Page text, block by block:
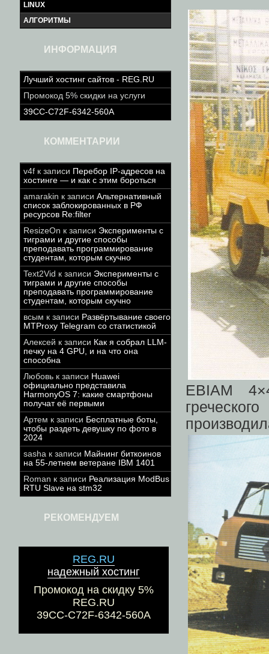
LINUX
АЛГОРИТМЫ
ИНФОРМАЦИЯ
Лучший хостинг сайтов - REG.RU
Промокод 5% скидки на услуги
39CC-C72F-6342-560A
КОММЕНТАРИИ
v4f к записи Перебор IP-адресов на
хостинге — и как с этим бороться
amarakin к записи Альтернативный
список заблокированных в РФ
ресурсов Re:filter
ResizeOn к записи Эксперименты с
тиграми и другие способы
преподавать программирование
студентам, которым скучно
Text2Vid к записи Эксперименты с
тиграми и другие способы
преподавать программирование
студентам, которым скучно
всым к записи Развёртывание своего
MTProxy Telegram со статистикой
Алексей к записи Как я собрал LLM-
печку на 4 GPU, и на что она
способна
Любовь к записи Huawei
официально представила
HarmonyOS 7: какие смартфоны
получат её первыми
Артем к записи Бесплатные боты,
чтобы раздеть девушку по фото в
2024
sasha к записи Майнинг биткоинов
на 55-летнем ветеране IBM 1401
Roman к записи Реализация ModBus
RTU Slave на stm32
РЕКОМЕНДУЕМ
REG.RU
надежный хостинг
Промокод на скидку 5%
REG.RU
39CC-C72F-6342-560A
EBIAM